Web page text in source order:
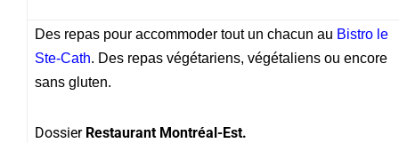
Des repas pour accommoder tout un chacun au Bistro le
Ste-Cath. Des repas végétariens, végétaliens ou encore
sans gluten.
Dossier Restaurant Montréal-Est.